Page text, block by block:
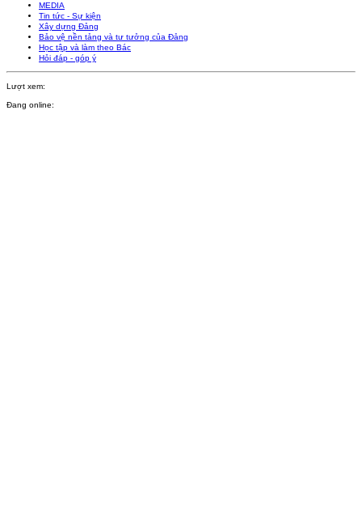
MEDIA
Tin tức - Sự kiện
Xây dựng Đảng
Bảo vệ nền tảng và tư tưởng của Đảng
Học tập và làm theo Bác
Hỏi đáp - góp ý
Lượt xem:
Đang online: